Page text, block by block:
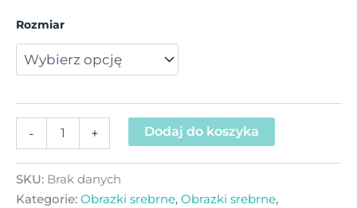
Rozmiar
- + Dodaj do koszyka
SKU: Brak danych
Kategorie: Obrazki srebrne, Obrazki srebrne,